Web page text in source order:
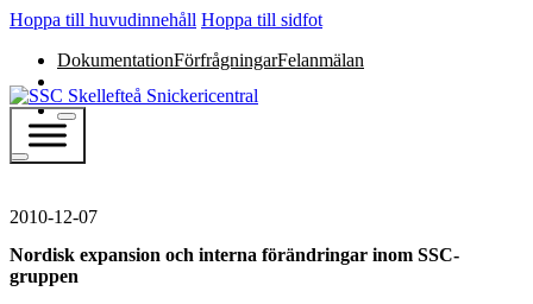
Hoppa till huvudinnehåll Hoppa till sidfot
DokumentationFörfrågningarFelanmälan
2010-12-07
Nordisk expansion och interna förändringar inom SSC-
gruppen